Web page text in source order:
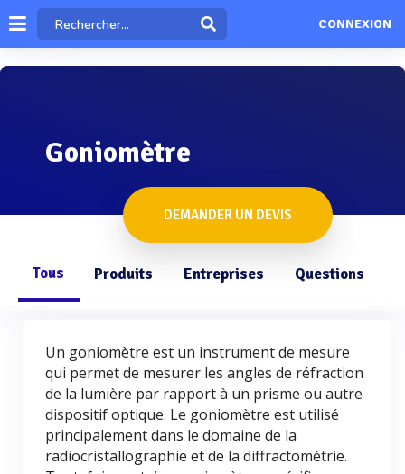
CONNEXION
Goniomètre
DEMANDER UN DEVIS
Tous Produits Entreprises Questions
Un goniomètre est un instrument de mesure
qui permet de mesurer les angles de réfraction
de la lumière par rapport à un prisme ou autre
dispositif optique. Le goniomètre est utilisé
principalement dans le domaine de la
radiocristallographie et de la diffractométrie.